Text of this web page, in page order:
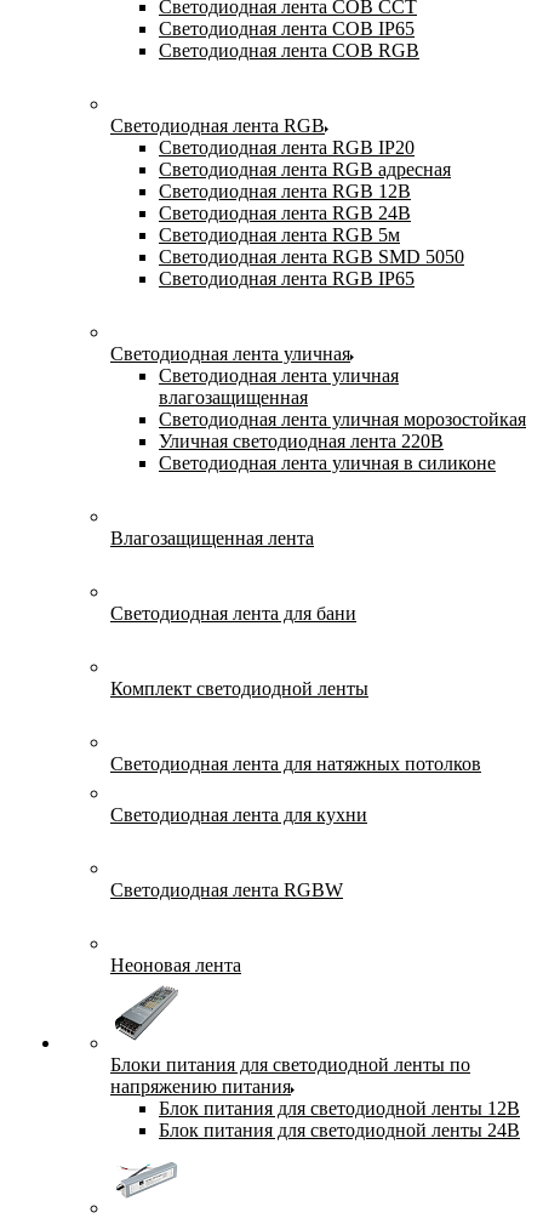
Светодиодная лента COB CCT
Светодиодная лента COB IP65
Светодиодная лента COB RGB
Светодиодная лента RGB
Светодиодная лента RGB IP20
Светодиодная лента RGB адресная
Светодиодная лента RGB 12В
Светодиодная лента RGB 24В
Светодиодная лента RGB 5м
Светодиодная лента RGB SMD 5050
Светодиодная лента RGB IP65
Светодиодная лента уличная
Светодиодная лента уличная
влагозащищенная
Светодиодная лента уличная морозостойкая
Уличная светодиодная лента 220В
Светодиодная лента уличная в силиконе
Влагозащищенная лента
Светодиодная лента для бани
Комплект светодиодной ленты
Светодиодная лента для натяжных потолков
Светодиодная лента для кухни
Светодиодная лента RGBW
Неоновая лента
Блоки питания для светодиодной ленты по
напряжению питания
Блок питания для светодиодной ленты 12В
Блок питания для светодиодной ленты 24В